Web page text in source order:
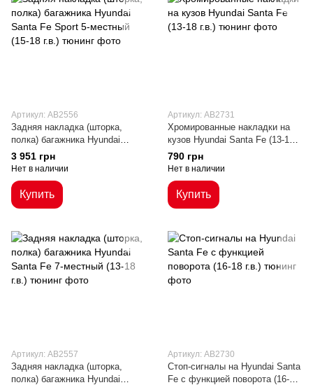
Артикул: AB2556
Задняя накладка (шторка,
полка) багажника Hyundai
Santa Fe Sport 5-местный (15-
18 г.в.)
3 951 грн
Нет в наличии
Купить
Артикул: AB2731
Хромированные накладки на
кузов Hyundai Santa Fe (13-18
г.в.)
790 грн
Нет в наличии
Купить
Артикул: AB2557
Задняя накладка (шторка,
полка) багажника Hyundai
Артикул: AB2730
Стоп-сигналы на Hyundai Santa
Fe с функцией поворота (16-18